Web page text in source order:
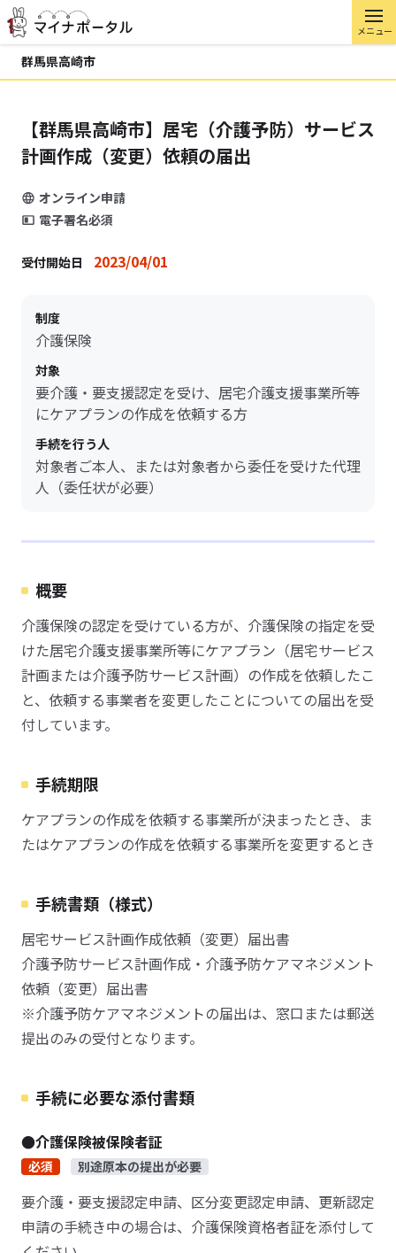
メニュー
群馬県高崎市
【群馬県高崎市】居宅（介護予防）サービス
計画作成（変更）依頼の届出
オンライン申請
電子署名必須
受付開始日 2023/04/01
制度
介護保険
対象
要介護・要支援認定を受け、居宅介護支援事業所等
にケアプランの作成を依頼する方
手続を行う人
対象者ご本人、または対象者から委任を受けた代理
人（委任状が必要）
概要
介護保険の認定を受けている方が、介護保険の指定を受
けた居宅介護支援事業所等にケアプラン（居宅サービス
計画または介護予防サービス計画）の作成を依頼したこ
と、依頼する事業者を変更したことについての届出を受
付しています。
手続期限
ケアプランの作成を依頼する事業所が決まったとき、ま
たはケアプランの作成を依頼する事業所を変更するとき
手続書類（様式）
居宅サービス計画作成依頼（変更）届出書
介護予防サービス計画作成・介護予防ケアマネジメント
依頼（変更）届出書
※介護予防ケアマネジメントの届出は、窓口または郵送
提出のみの受付となります。
手続に必要な添付書類
●介護保険被保険者証
必須 別途原本の提出が必要
要介護・要支援認定申請、区分変更認定申請、更新認定
申請の手続き中の場合は、介護保険資格者証を添付して